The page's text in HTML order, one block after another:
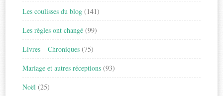
Les coulisses du blog (141)
Les règles ont changé (99)
Livres – Chroniques (75)
Mariage et autres réceptions (93)
Noël (25)